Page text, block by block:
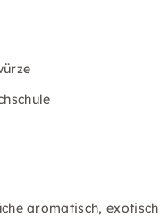
aromatisch, exotisch